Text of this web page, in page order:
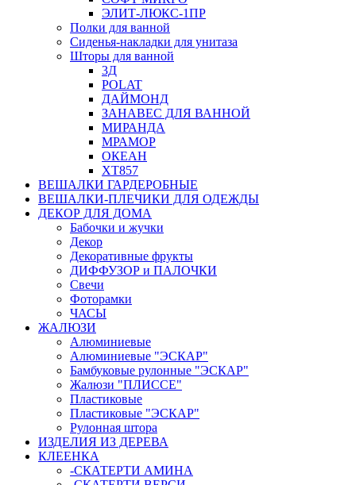
ЭЛИТ-ЛЮКС-1ПР
Полки для ванной
Сиденья-накладки для унитаза
Шторы для ванной
3Д
POLAT
ДАЙМОНД
ЗАНАВЕС ДЛЯ ВАННОЙ
МИРАНДА
МРАМОР
ОКЕАН
ХТ857
ВЕШАЛКИ ГАРДЕРОБНЫЕ
ВЕШАЛКИ-ПЛЕЧИКИ ДЛЯ ОДЕЖДЫ
ДЕКОР ДЛЯ ДОМА
Бабочки и жучки
Декор
Декоративные фрукты
ДИФФУЗОР и ПАЛОЧКИ
Свечи
Фоторамки
ЧАСЫ
ЖАЛЮЗИ
Алюминиевые
Алюминиевые "ЭСКАР"
Бамбуковые рулонные "ЭСКАР"
Жалюзи "ПЛИССЕ"
Пластиковые
Пластиковые "ЭСКАР"
Рулонная штора
ИЗДЕЛИЯ ИЗ ДЕРЕВА
КЛЕЕНКА
-СКАТЕРТИ АМИНА